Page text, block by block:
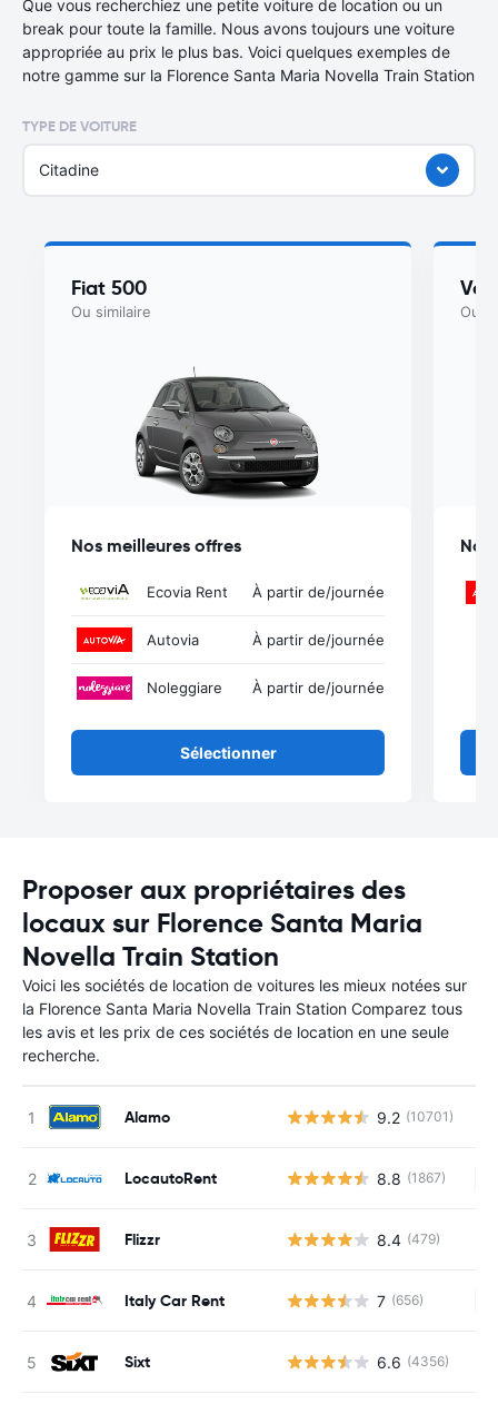
Que vous recherchiez une petite voiture de location ou un
break pour toute la famille. Nous avons toujours une voiture
appropriée au prix le plus bas. Voici quelques exemples de
notre gamme sur la Florence Santa Maria Novella Train Station
TYPE DE VOITURE
Citadine
Fiat 500
Ou similaire
Nos meilleures offres
Ecovia Rent À partir de/journée
Autovia À partir de/journée
Noleggiare À partir de/journée
Sélectionner
Ou
Nos
Proposer aux propriétaires des
locaux sur Florence Santa Maria
Novella Train Station
Voici les sociétés de location de voitures les mieux notées sur
la Florence Santa Maria Novella Train Station Comparez tous
les avis et les prix de ces sociétés de location en une seule
recherche.
Alamo 9.2 (10701)
LocautoRent 8.8 (1867)
Flizzr 8.4 (479)
Italy Car Rent 7 (656)
Sixt 6.6 (4356)